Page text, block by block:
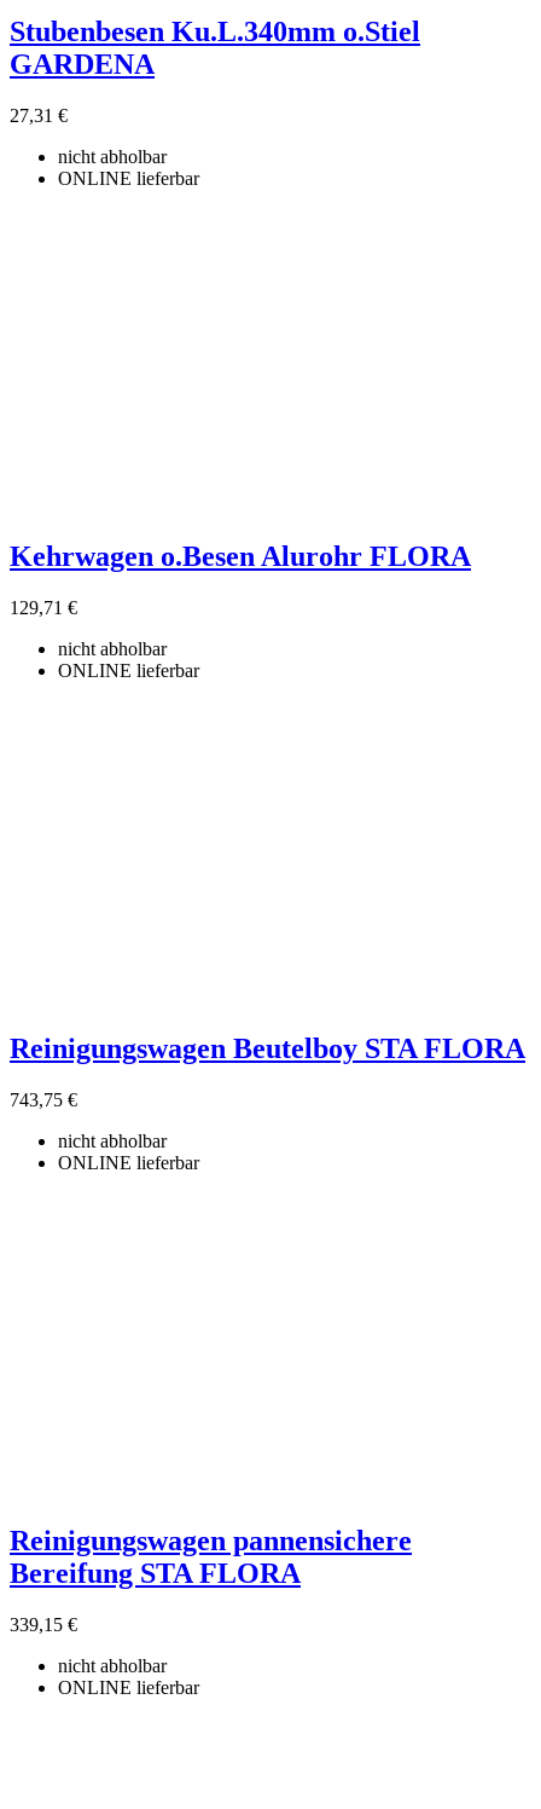
Stubenbesen Ku.L.340mm o.Stiel
GARDENA
27,31 €
nicht abholbar
ONLINE lieferbar
Kehrwagen o.Besen Alurohr FLORA
129,71 €
nicht abholbar
ONLINE lieferbar
Reinigungswagen Beutelboy STA FLORA
743,75 €
nicht abholbar
ONLINE lieferbar
Reinigungswagen pannensichere
Bereifung STA FLORA
339,15 €
nicht abholbar
ONLINE lieferbar